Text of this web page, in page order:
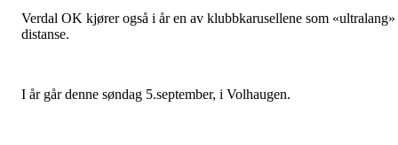
Verdal OK kjører også i år en av klubbkarusellene som «ultralang»
distanse.
I år går denne søndag 5.september, i Volhaugen.